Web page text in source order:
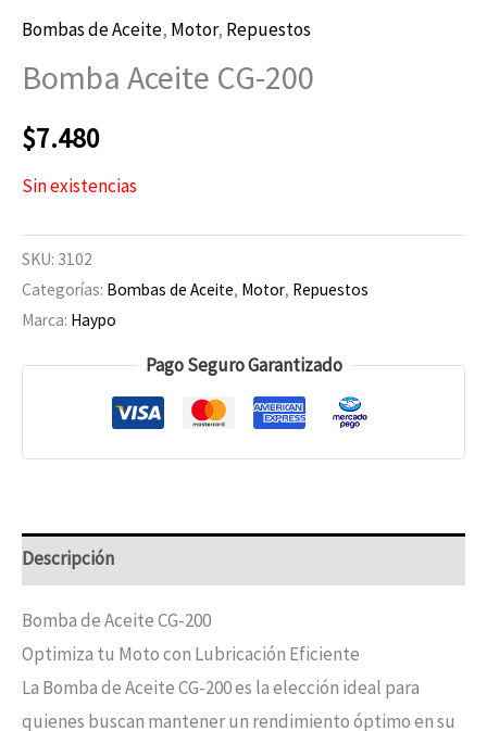
Bombas de Aceite, Motor, Repuestos
Bomba Aceite CG-200
$7.480
Sin existencias
SKU: 3102
Categorías: Bombas de Aceite, Motor, Repuestos
Marca: Haypo
Pago Seguro Garantizado
Descripción
Bomba de Aceite CG-200
Optimiza tu Moto con Lubricación Eficiente
La Bomba de Aceite CG-200 es la elección ideal para
quienes buscan mantener un rendimiento óptimo en su